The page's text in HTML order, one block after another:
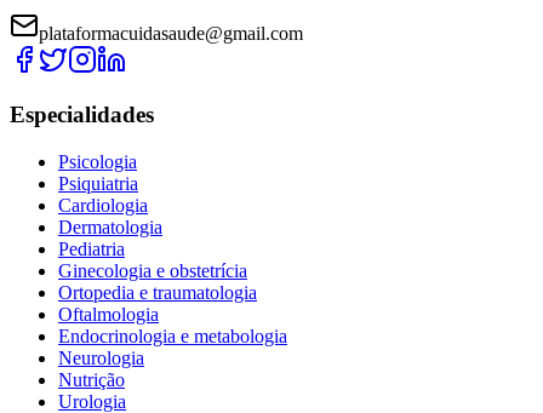
plataformacuidasaude@gmail.com
Especialidades
Psicologia
Psiquiatria
Cardiologia
Dermatologia
Pediatria
Ginecologia e obstetrícia
Ortopedia e traumatologia
Oftalmologia
Endocrinologia e metabologia
Neurologia
Nutrição
Urologia